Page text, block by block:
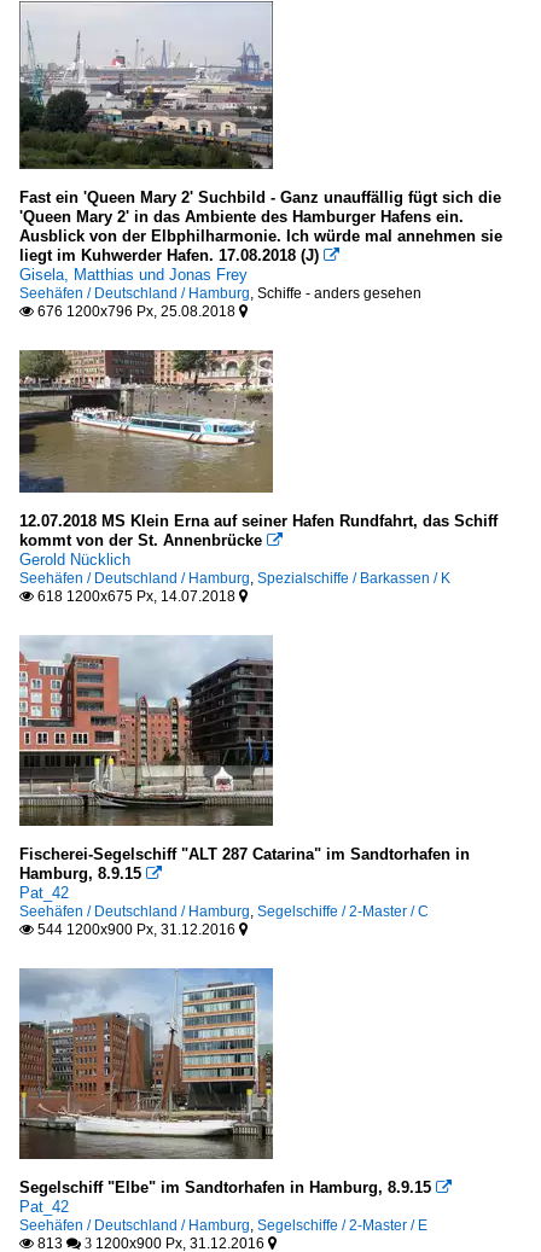
Fast ein 'Queen Mary 2' Suchbild - Ganz unauffällig fügt sich die
'Queen Mary 2' in das Ambiente des Hamburger Hafens ein.
Ausblick von der Elbphilharmonie. Ich würde mal annehmen sie
liegt im Kuhwerder Hafen. 17.08.2018 (J) 
Gisela, Matthias und Jonas Frey
Seehäfen / Deutschland / Hamburg Schiffe - anders gesehen
 676 1200x796 Px, 25.08.2018 
12.07.2018 MS Klein Erna auf seiner Hafen Rundfahrt, das Schiff
kommt von der St. Annenbrücke 
Gerold Nücklich
Seehäfen / Deutschland / Hamburg Spezialschiffe / Barkassen / K
 618 1200x675 Px, 14.07.2018 
Fischerei-Segelschiff "ALT 287 Catarina" im Sandtorhafen in
Hamburg, 8.9.15 
Pat_42
Seehäfen / Deutschland / Hamburg Segelschiffe / 2-Master / C
 544 1200x900 Px, 31.12.2016 
Segelschiff "Elbe" im Sandtorhafen in Hamburg, 8.9.15 
Pat_42
Seehäfen / Deutschland / Hamburg Segelschiffe / 2-Master / E
 813  3 1200x900 Px, 31.12.2016 